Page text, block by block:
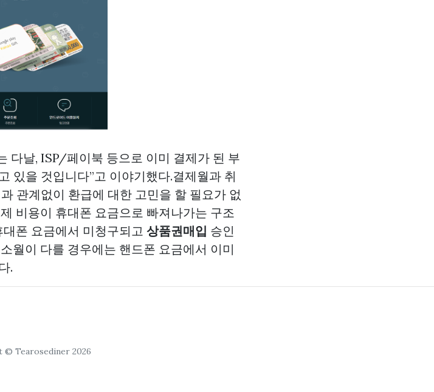
다날, ISP/페이북 등으로 이미 결제가 된 부
있을 것입니다”고 이야기했다.결제월과 취
관계없이 환급에 대한 고민을 할 필요가 없
비용이 휴대폰 요금으로 빠져나가는 구조
폰 요금에서 미청구되고 상품권매입 승인
월이 다를 경우에는 핸드폰 요금에서 이미
.
© Tearosediner 2026